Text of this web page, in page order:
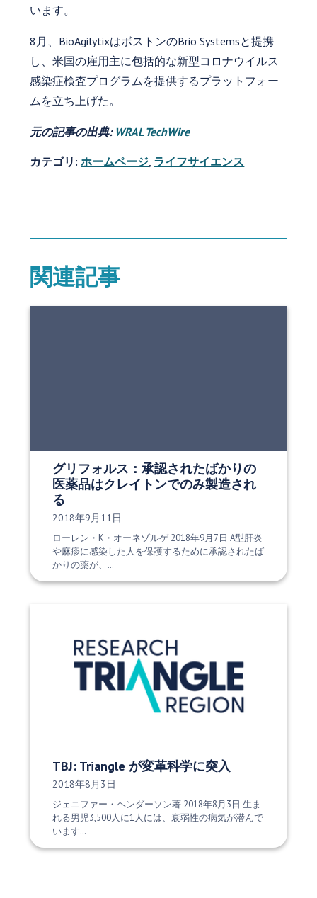
います。
8月、BioAgilytixはボストンのBrio Systemsと提携
し、米国の雇用主に包括的な新型コロナウイルス
感染症検査プログラムを提供するプラットフォー
ムを立ち上げた。
元の記事の出典: WRAL TechWire
カテゴリ: ホームページ ライフサイエンス
関連記事
グリフォルス：承認されたばかりの
医薬品はクレイトンでのみ製造され
る
発行日:
2018年9月11日
ローレン・K・オーネゾルゲ 2018年9月7日 A型肝炎
や麻疹に感染した人を保護するために承認されたば
かりの薬が、…
TBJ: Triangle が変革科学に突入
発行日:
2018年8月3日
ジェニファー・ヘンダーソン著 2018年8月3日 生ま
れる男児3,500人に1人には、衰弱性の病気が潜んで
います…